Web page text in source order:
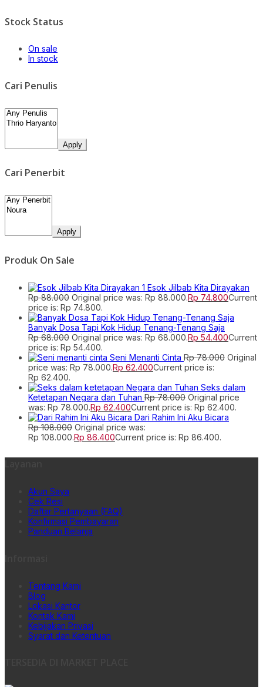
Stock Status
On sale
In stock
Cari Penulis
Apply
Cari Penerbit
Apply
Produk On Sale
Esok Jilbab Kita Dirayakan
Rp88.000 Original price was: Rp 88.000.Rp 74.800Current
price is: Rp 74.800.
Banyak Dosa Tapi Kok Hidup Tenang-Tenang Saja
Rp68.000 Original price was: Rp 68.000.Rp 54.400Current
price is: Rp 54.400.
Seni Menanti Cinta Rp78.000 Original
price was: Rp 78.000.Rp 62.400Current price is:
Rp 62.400.
Seks dalam
Ketetapan Negara dan Tuhan Rp78.000 Original price
was: Rp 78.000.Rp 62.400Current price is: Rp 62.400.
Dari Rahim Ini Aku Bicara
Rp108.000 Original price was:
Rp 108.000.Rp 86.400Current price is: Rp 86.400.
Akun Saya
Cek Resi
Daftar Pertanyaan (FAQ)
Konfirmasi Pembayaran
Panduan Belanja
Tentang Kami
Blog
Lokasi Kantor
Kontak Kami
Kebijakan Privasi
Syarat dan Ketentuan